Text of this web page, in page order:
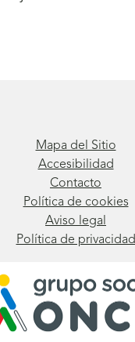
Mapa del Sitio
Accesibilidad
Contacto
Política de cookies
Aviso legal
Política de privacidad